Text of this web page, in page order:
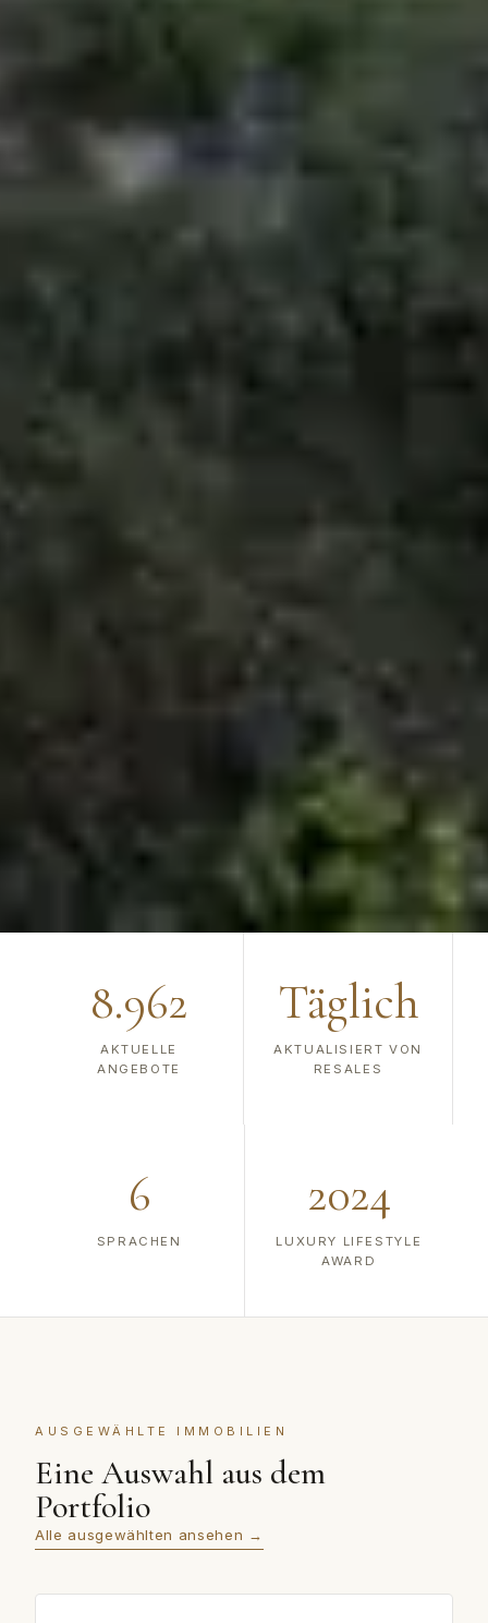
8.962
AKTUELLE
ANGEBOTE
Täglich
AKTUALISIERT VON
RESALES
6
SPRACHEN
2024
LUXURY LIFESTYLE
AWARD
AUSGEWÄHLTE IMMOBILIEN
Eine Auswahl aus dem
Portfolio
Alle ausgewählten ansehen →